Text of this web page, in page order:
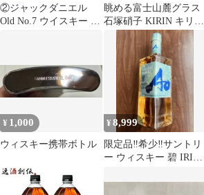
②ジャックダニエル
Old No.7 ウイスキー 旧
眺める富士山麓グラス
石塚硝子 KIRIN キリン
ウィスキー 新品未使用
¥ 1,000
ウィスキー携帯ボトル
¥8,999
限定品‼️希少‼️サントリ
ー ウィスキー 碧 IRISH